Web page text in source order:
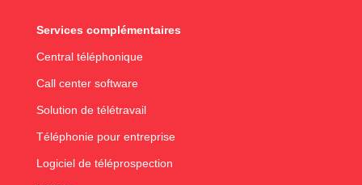
Services complémentaires
Central téléphonique
Call center software
Solution de télétravail
Téléphonie pour entreprise
Logiciel de téléprospection